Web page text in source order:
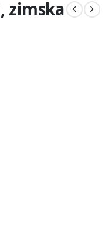
zimska